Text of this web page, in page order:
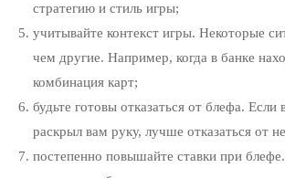
стратегию и стиль игры;
учитывайте контекст игры. Некоторые
чем другие. Например, когда в банке
комбинация карт;
будьте готовы отказаться от блефа.
раскрыл вам руку, лучше отказаться
постепенно повышайте ставки при